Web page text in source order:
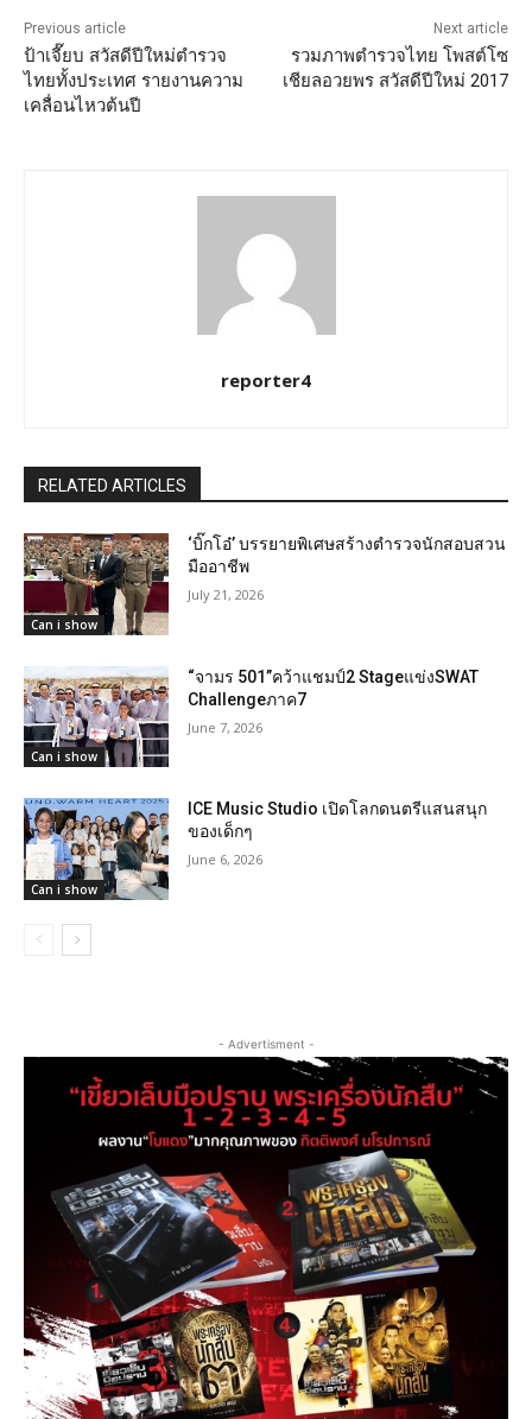
Previous article
ป้าเจี๊ยบ สวัสดีปีใหม่ตำรวจ
ไทยทั้งประเทศ รายงานความ
เคลื่อนไหวต้นปี
Next article
รวมภาพตำรวจไทย โพสต์โซ
เชียลอวยพร สวัสดีปีใหม่ 2017
reporter4
RELATED ARTICLES
Can i show
‘บิ๊กโอ๋’ บรรยายพิเศษสร้างตำรวจนักสอบสวน
มืออาชีพ
July 21, 2026
Can i show
“จามร 501”คว้าแชมป์2 Stageแข่งSWAT
Challengeภาค7
June 7, 2026
Can i show
ICE Music Studio เปิดโลกดนตรีแสนสนุก
ของเด็กๆ
June 6, 2026
- Advertisment -